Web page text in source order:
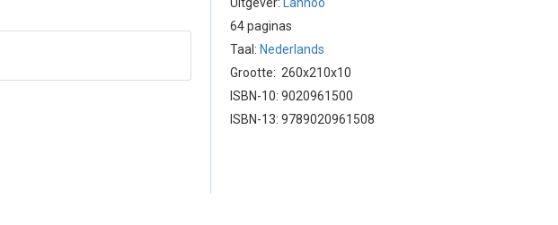
64 paginas
Taal: Nederlands
Grootte: 260x210x10
ISBN-10: 9020961500
ISBN-13: 9789020961508